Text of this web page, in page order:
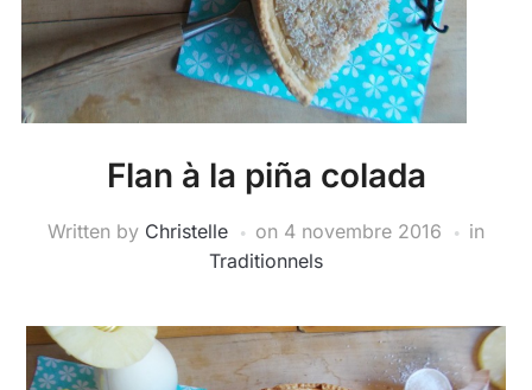
Flan à la piña colada
Written by Christelle on 4 novembre 2016
in
Traditionnels